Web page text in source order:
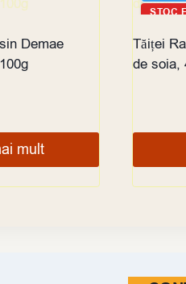
Demae
mult
STOC
Tăiței
de soia,